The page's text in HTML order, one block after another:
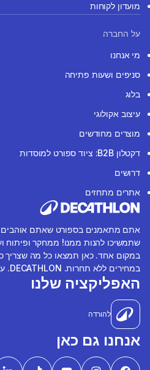
מועדון לקוחות
על החברה
מי אנחנו
סניפים ושעות פתיחה
בלוג
עיצוב אקולוגי
מוצרים מחודשים
דקטלון B2B: ציוד ספורט למוסדות
דרושים
אתרים מתחזים
אתם מתאמנים בספורט שאתם אוהבים,
שתמשיכו להנות ממנו! ממחקר ופיתוח
במקום אחד. כאן תמצאו כל מה שצריך
במחירים ללא תחרות. DECATHLON. עושים ספורט יחד!
האפליקציה שלנו
להורדה
אנחנו גם כאן